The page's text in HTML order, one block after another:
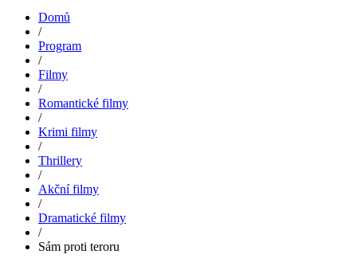
Domů
/
Program
/
Filmy
/
Romantické filmy
/
Krimi filmy
/
Thrillery
/
Akční filmy
/
Dramatické filmy
/
Sám proti teroru